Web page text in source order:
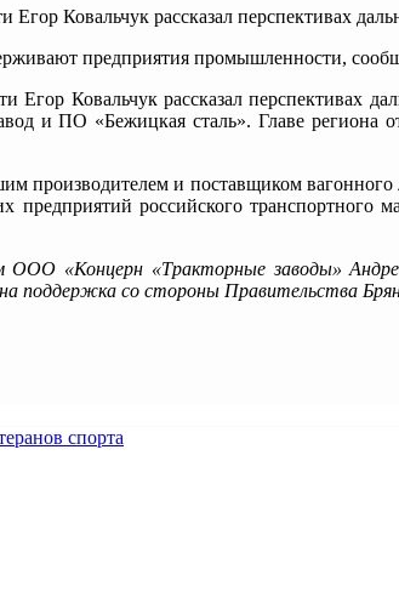
Егор Ковальчук рассказал перспективах
предприятия промышленности,
Егор Ковальчук рассказал
и ПО «Бежицкая сталь». Главе
производителем и поставщиком
предприятий российского транспортного
ООО «Концерн «Тракторные заводы»
поддержка со стороны Правительства